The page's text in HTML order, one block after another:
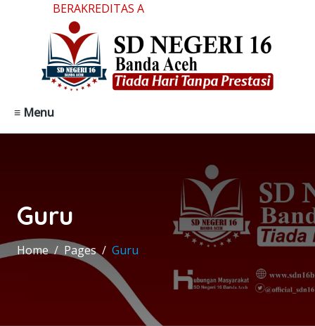
BERAKREDITAS A
≡ Menu
Guru
Home Pages Guru